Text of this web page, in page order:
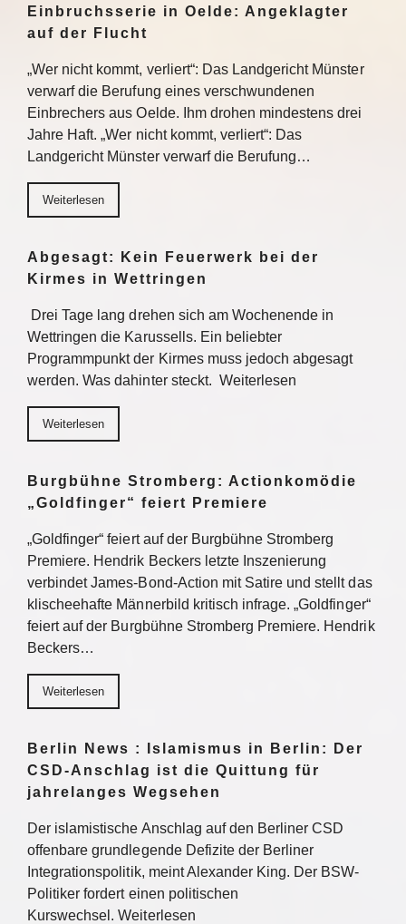
Einbruchsserie in Oelde: Angeklagter
auf der Flucht
„Wer nicht kommt, verliert“: Das Landgericht Münster
verwarf die Berufung eines verschwundenen
Einbrechers aus Oelde. Ihm drohen mindestens drei
Jahre Haft. „Wer nicht kommt, verliert“: Das
Landgericht Münster verwarf die Berufung…
Weiterlesen
Abgesagt: Kein Feuerwerk bei der
Kirmes in Wettringen
Drei Tage lang drehen sich am Wochenende in
Wettringen die Karussells. Ein beliebter
Programmpunkt der Kirmes muss jedoch abgesagt
werden. Was dahinter steckt. Weiterlesen
Weiterlesen
Burgbühne Stromberg: Actionkomödie
„Goldfinger“ feiert Premiere
„Goldfinger“ feiert auf der Burgbühne Stromberg
Premiere. Hendrik Beckers letzte Inszenierung
verbindet James-Bond-Action mit Satire und stellt das
klischeehafte Männerbild kritisch infrage. „Goldfinger“
feiert auf der Burgbühne Stromberg Premiere. Hendrik
Beckers…
Weiterlesen
Berlin News : Islamismus in Berlin: Der
CSD-Anschlag ist die Quittung für
jahrelanges Wegsehen
Der islamistische Anschlag auf den Berliner CSD
offenbare grundlegende Defizite der Berliner
Integrationspolitik, meint Alexander King. Der BSW-
Politiker fordert einen politischen
Kurswechsel. Weiterlesen